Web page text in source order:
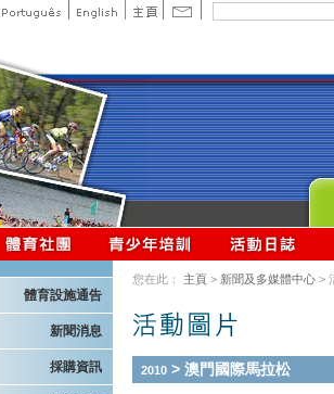
體育設施通告
新聞消息
採購資訊
您在此： 主頁 > 新聞及多媒體中心 >
2010 > 澳門國際馬拉松